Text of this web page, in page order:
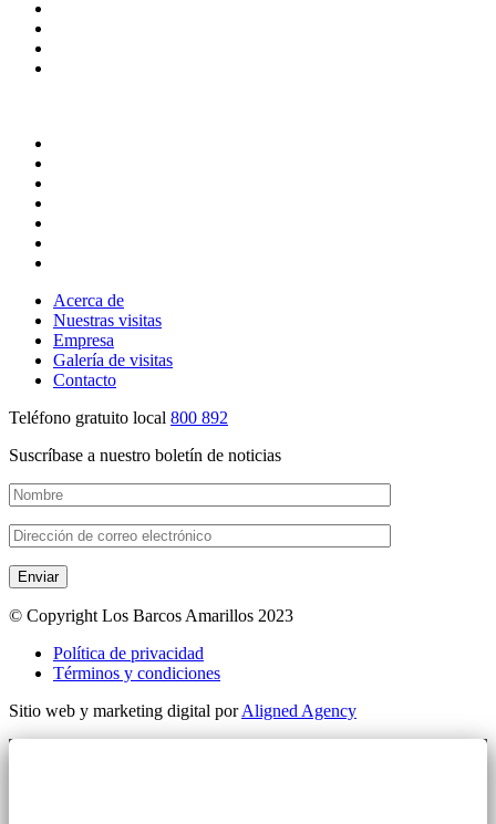
Acerca de
Nuestras visitas
Empresa
Galería de visitas
Contacto
Teléfono gratuito local 800 892
Suscríbase a nuestro boletín de noticias
Enviar
© Copyright Los Barcos Amarillos 2023
Política de privacidad
Términos y condiciones
Sitio web y marketing digital porAligned Agency